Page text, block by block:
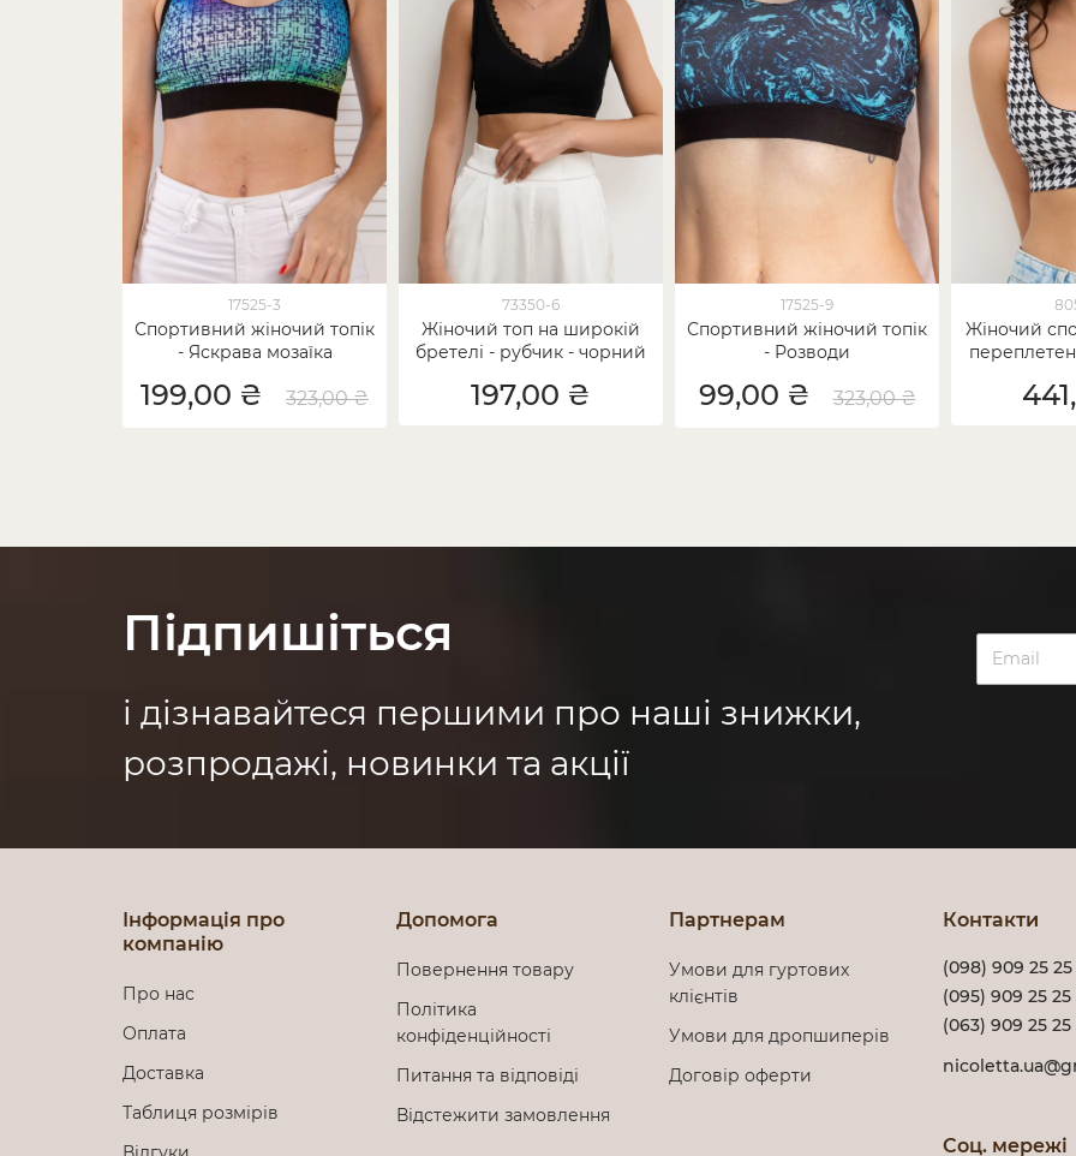
17525-3
Спортивний жіночий топік
- Яскрава мозаїка
199,00 ₴ 323,00 ₴
73350-6
Жіночий топ на широкій
бретелі - рубчик - чорний
197,00 ₴
17525-9
Спортивний жіночий топік
- Розводи
99,00 ₴ 323,00 ₴
Жіночий
Підпишіться
і дізнавайтеся першими про наші знижки,
розпродажі, новинки та акції
Інформація про
компанію
Про нас
Оплата
Доставка
Таблиця розмірів
Допомога
Повернення товару
Політика
конфіденційності
Питання та відповіді
Відстежити замовлення
Партнерам
Умови для гуртових
клієнтів
Умови для дропшиперів
Договір оферти
Контакти
(098) 909 25 25
(095) 909 25 25
(063) 909 25 25
Соц. мережі